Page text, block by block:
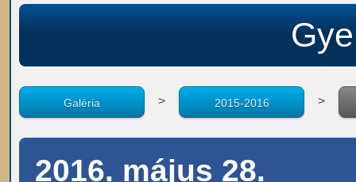
Galéria > 2015-2016 >
2016. május 28.